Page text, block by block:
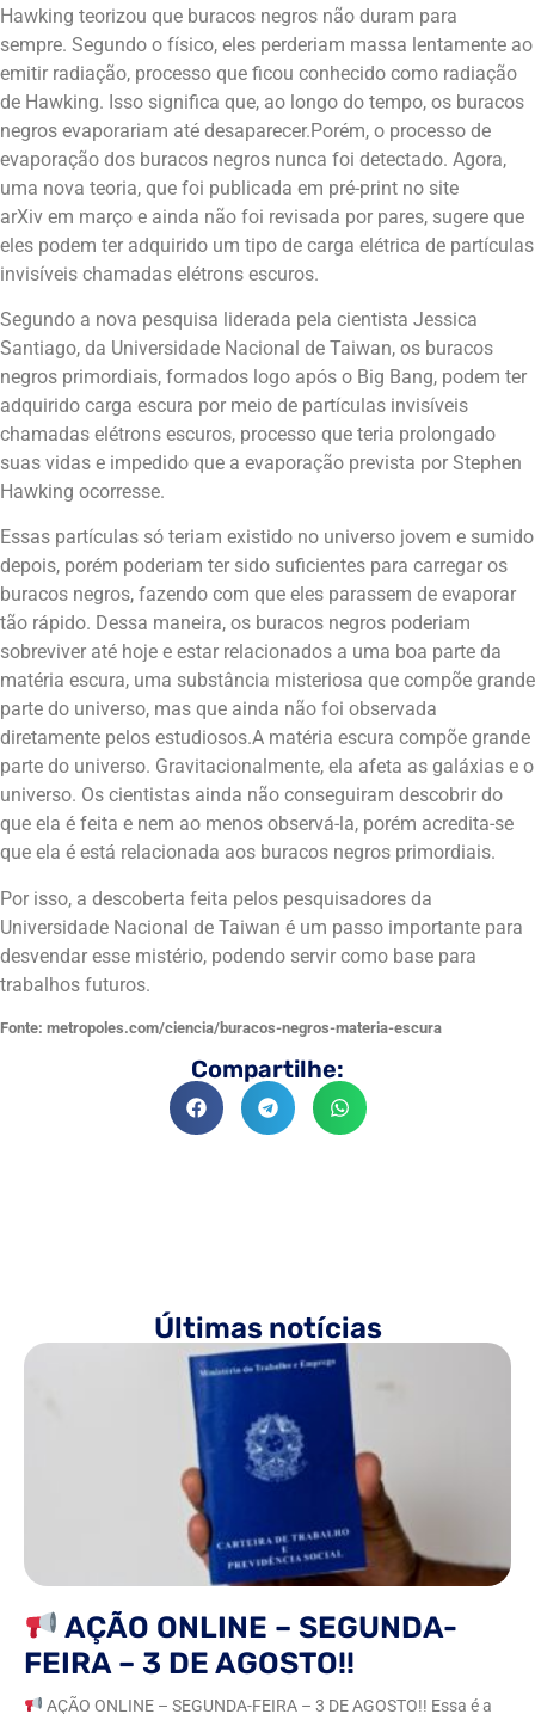
Hawking teorizou que buracos negros não duram para
sempre. Segundo o físico, eles perderiam massa lentamente ao
emitir radiação, processo que ficou conhecido como radiação
de Hawking. Isso significa que, ao longo do tempo, os buracos
negros evaporariam até desaparecer.Porém, o processo de
evaporação dos buracos negros nunca foi detectado. Agora,
uma nova teoria, que foi publicada em pré-print no site
arXiv em março e ainda não foi revisada por pares, sugere que
eles podem ter adquirido um tipo de carga elétrica de partículas
invisíveis chamadas elétrons escuros.
Segundo a nova pesquisa liderada pela cientista Jessica
Santiago, da Universidade Nacional de Taiwan, os buracos
negros primordiais, formados logo após o Big Bang, podem ter
adquirido carga escura por meio de partículas invisíveis
chamadas elétrons escuros, processo que teria prolongado
suas vidas e impedido que a evaporação prevista por Stephen
Hawking ocorresse.
Essas partículas só teriam existido no universo jovem e sumido
depois, porém poderiam ter sido suficientes para carregar os
buracos negros, fazendo com que eles parassem de evaporar
tão rápido. Dessa maneira, os buracos negros poderiam
sobreviver até hoje e estar relacionados a uma boa parte da
matéria escura, uma substância misteriosa que compõe grande
parte do universo, mas que ainda não foi observada
diretamente pelos estudiosos.A matéria escura compõe grande
parte do universo. Gravitacionalmente, ela afeta as galáxias e o
universo. Os cientistas ainda não conseguiram descobrir do
que ela é feita e nem ao menos observá-la, porém acredita-se
que ela é está relacionada aos buracos negros primordiais.
Por isso, a descoberta feita pelos pesquisadores da
Universidade Nacional de Taiwan é um passo importante para
desvendar esse mistério, podendo servir como base para
trabalhos futuros.
Fonte: metropoles.com/ciencia/buracos-negros-materia-escura
Compartilhe:
Últimas notícias
AÇÃO ONLINE – SEGUNDA-
FEIRA – 3 DE AGOSTO!!
AÇÃO ONLINE – SEGUNDA-FEIRA – 3 DE AGOSTO!! Essa é a